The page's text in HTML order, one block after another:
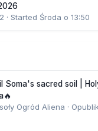
· Started Środa o 13:50
Soma's sacred soil |
Ogród Aliena ·